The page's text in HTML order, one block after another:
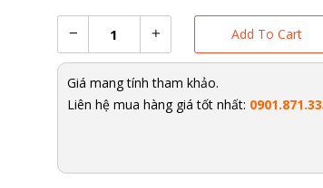
Add To Cart
Giá mang tính tham khảo.
Liên hệ mua hàng giá tốt nhất: